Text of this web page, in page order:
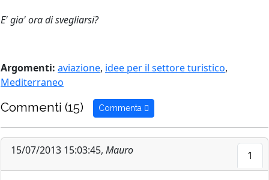
E' gia' ora di svegliarsi?
Argomenti: aviazione, idee per il settore turistico,
Mediterraneo
Commenti (15) Commenta
15/07/2013 15:03:45, Mauro 1